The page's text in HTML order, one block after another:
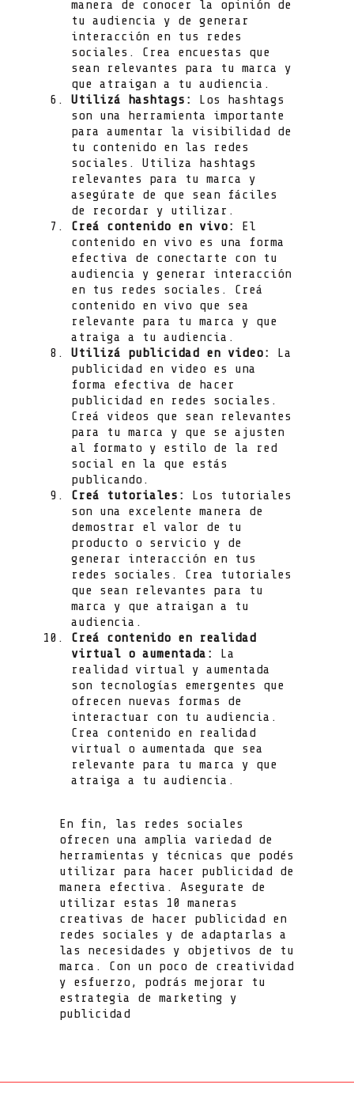
manera de conocer la opinión de
tu audiencia y de generar
interacción en tus redes
sociales. Crea encuestas que
sean relevantes para tu marca y
que atraigan a tu audiencia.
Utilizá hashtags:
Los hashtags
son una herramienta importante
para aumentar la visibilidad de
tu contenido en las redes
sociales. Utiliza hashtags
relevantes para tu marca y
asegúrate de que sean fáciles
de recordar y utilizar.
Creá contenido en vivo:
El
contenido en vivo es una forma
efectiva de conectarte con tu
audiencia y generar interacción
en tus redes sociales. Creá
contenido en vivo que sea
relevante para tu marca y que
atraiga a tu audiencia.
Utilizá publicidad en video:
La
publicidad en video es una
forma efectiva de hacer
publicidad en redes sociales.
Creá videos que sean relevantes
para tu marca y que se ajusten
al formato y estilo de la red
social en la que estás
publicando.
Creá tutoriales:
Los tutoriales
son una excelente manera de
demostrar el valor de tu
producto o servicio y de
generar interacción en tus
redes sociales. Crea tutoriales
que sean relevantes para tu
marca y que atraigan a tu
audiencia.
Creá contenido en realidad
virtual o aumentada:
La
realidad virtual y aumentada
son tecnologías emergentes que
ofrecen nuevas formas de
interactuar con tu audiencia.
Crea contenido en realidad
virtual o aumentada que sea
relevante para tu marca y que
atraiga a tu audiencia.
En fin, las redes sociales
ofrecen una amplia variedad de
herramientas y técnicas que podés
utilizar para hacer publicidad de
manera efectiva. Asegurate de
utilizar estas 10 maneras
creativas de hacer publicidad en
redes sociales y de adaptarlas a
las necesidades y objetivos de tu
marca. Con un poco de creatividad
y esfuerzo, podrás mejorar tu
estrategia de marketing y
publicidad